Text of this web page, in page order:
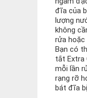
đĩa của
lượng
không
rửa
Bạn có
tắt Extra
mỗi lần
rạng rỡ
bát đĩa